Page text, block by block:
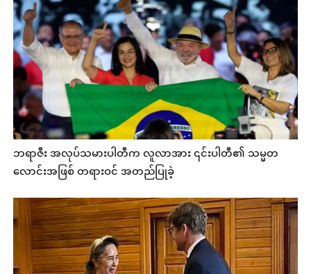
ဘရာဇီး အလုပ်သမားပါတီက လူလာအား ၎င်းပါတီ၏ သမ္မတ
လောင်းအဖြစ် တရားဝင် အတည်ပြုခဲ့